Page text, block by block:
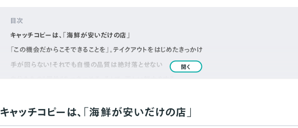
目次
キャッチコピーは、「海鮮が安いだけの店」
「この機会だからこそできることを」。テイクアウトをはじめたきっかけ
手が回らない！それでも自慢の品質は絶対落とせない
自分たちの“個性”をつきつめる。そして、正しい努力をする
編集後記
開く
キャッチコピーは、「海鮮が安いだけの店」